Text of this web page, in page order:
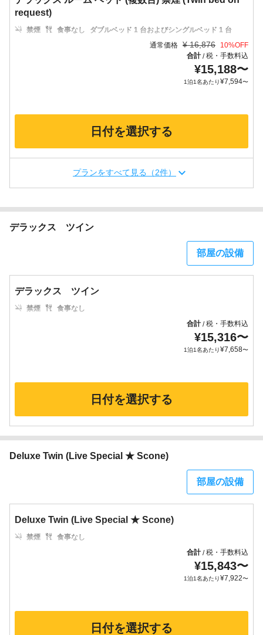
request)
禁煙 食事なし
ダブルベッド 1 台およびシングルベッド 1 台
通常価格 ¥ 16,876 10%OFF
合計/税・手数料込
¥15,188〜
1泊1名あたり¥7,594〜
日付を選択する
プランをすべて見る（2件）
デラックス ツイン
部屋の設備
デラックス ツイン
禁煙
食事なし
合計/税・手数料込
¥15,316〜
1泊1名あたり¥7,658〜
日付を選択する
Deluxe Twin (Live Special ★ Scone)
部屋の設備
Deluxe Twin (Live Special ★ Scone)
禁煙
食事なし
合計/税・手数料込
¥15,843〜
1泊1名あたり¥7,922〜
日付を選択する